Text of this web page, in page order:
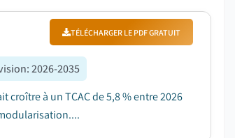
TÉLÉCHARGER LE PDF GRATUIT
:2026-2035
à un TCAC de 5,8 % entre 2026